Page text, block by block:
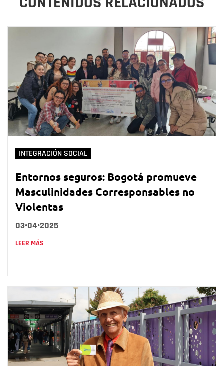
INTEGRACIÓN SOCIAL
Entornos seguros: Bogotá promueve
Masculinidades Corresponsables no
Violentas
03•04•2025
LEER MÁS